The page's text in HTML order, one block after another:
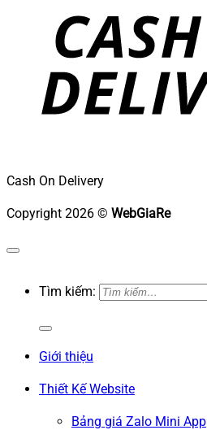
Cash On Delivery
Copyright 2026 © WebGiaRe
Tìm kiếm:
Giới thiệu
Thiết Kế Website
Bảng giá Zalo Mini App